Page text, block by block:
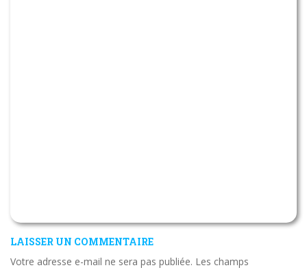
LAISSER UN COMMENTAIRE
Votre adresse e-mail ne sera pas publiée. Les champs